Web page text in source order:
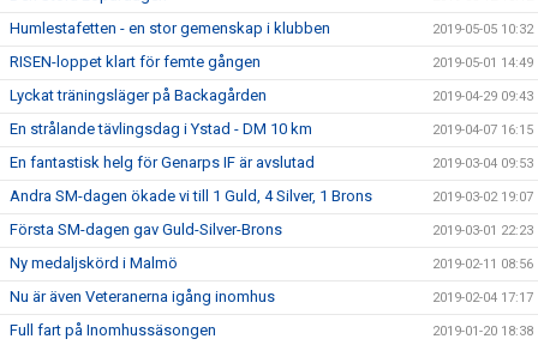
Humlestafetten - en stor gemenskap i klubben 2019-05-05 10:32
RISEN-loppet klart för femte gången 2019-05-01 14:49
Lyckat träningsläger på Backagården 2019-04-29 09:43
En strålande tävlingsdag i Ystad - DM 10 km 2019-04-07 16:15
En fantastisk helg för Genarps IF är avslutad 2019-03-04 09:53
Andra SM-dagen ökade vi till 1 Guld, 4 Silver, 1 Brons 2019-03-02 19:07
Första SM-dagen gav Guld-Silver-Brons 2019-03-01 22:23
Ny medaljskörd i Malmö 2019-02-11 08:56
Nu är även Veteranerna igång inomhus 2019-02-04 17:17
Full fart på Inomhussäsongen 2019-01-20 18:38